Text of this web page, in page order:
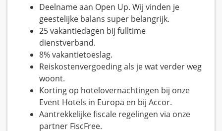
Deelname aan Open Up. Wij vinden je
geestelijke balans super belangrijk.
25 vakantiedagen bij fulltime
dienstverband.
8% vakantietoeslag.
Reiskostenvergoeding als je wat verder weg
woont.
Korting op hotelovernachtingen bij onze
Event Hotels in Europa en bij Accor.
Aantrekkelijke fiscale regelingen via onze
partner FiscFree.